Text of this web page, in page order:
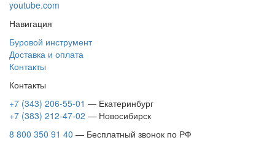
youtube.com
Навигация
Буровой инструмент
Доставка и оплата
Контакты
Контакты
+7 (343) 206-55-01 — Екатеринбург
+7 (383) 212-47-02 — Новосибирск
8 800 350 91 40 — Бесплатный звонок по РФ